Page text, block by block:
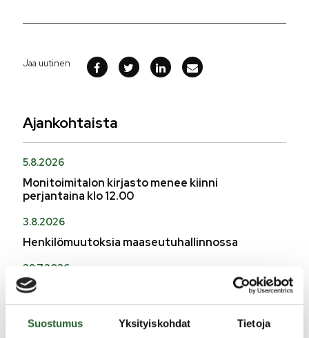
Suostumus Yksityiskohdat Tietoja
Jaa uutinen
Ajankohtaista
5.8.2026
Monitoimitalon kirjasto menee kiinni
perjantaina klo 12.00
3.8.2026
Henkilömuutoksia maaseutuhallinnossa
29.7.2026
Asfaltointityöt taajamassa myöhästyvät
KATSO KAIKKI